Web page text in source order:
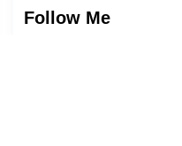
Follow Me